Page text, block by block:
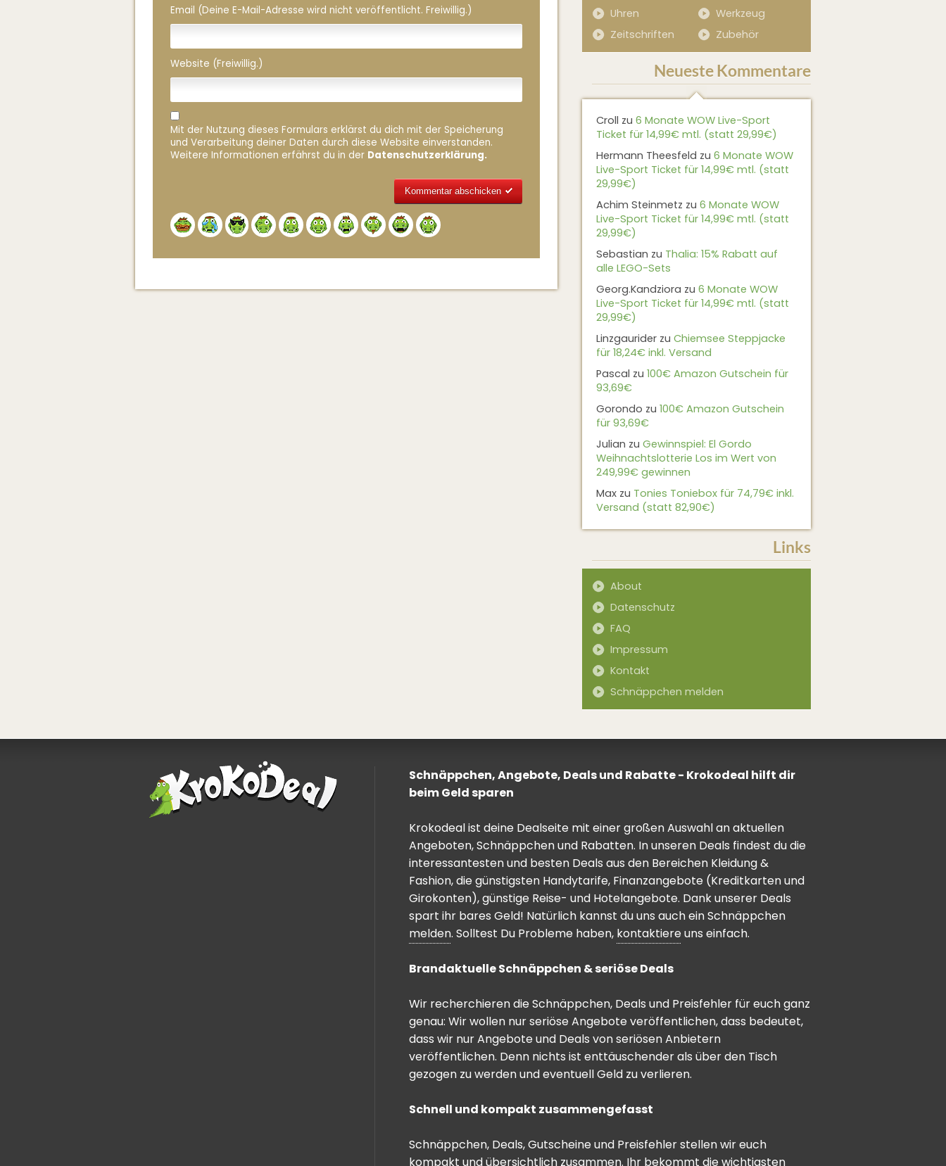
Email (Deine E-Mail-Adresse wird nicht veröffentlicht. Freiwillig.)
Website (Freiwillig.)
Mit der Nutzung dieses Formulars erklärst du dich mit der Speicherung
und Verarbeitung deiner Daten durch diese Website einverstanden.
Weitere Informationen erfährst du in der Datenschutzerklärung.
Uhren
Werkzeug
Zeitschriften
Zubehör
Neueste Kommentare
Croll zu 6 Monate WOW Live-Sport
Ticket für 14,99€ mtl. (statt 29,99€)
Hermann Theesfeld zu 6 Monate WOW
Live-Sport Ticket für 14,99€ mtl. (statt
29,99€)
Achim Steinmetz zu 6 Monate WOW
Live-Sport Ticket für 14,99€ mtl. (statt
29,99€)
Sebastian zu Thalia: 15% Rabatt auf
alle LEGO-Sets
Georg.Kandziora zu 6 Monate WOW
Live-Sport Ticket für 14,99€ mtl. (statt
29,99€)
Linzgaurider zu Chiemsee Steppjacke
für 18,24€ inkl. Versand
Pascal zu 100€ Amazon Gutschein für
93,69€
Gorondo zu 100€ Amazon Gutschein
für 93,69€
Julian zu Gewinnspiel: El Gordo
Weihnachtslotterie Los im Wert von
249,99€ gewinnen
Max zu Tonies Toniebox für 74,79€ inkl.
Versand (statt 82,90€)
Links
About
Datenschutz
FAQ
Impressum
Kontakt
Schnäppchen melden
Schnäppchen, Angebote, Deals und Rabatte - Krokodeal hilft dir
beim Geld sparen
Krokodeal ist deine Dealseite mit einer großen Auswahl an aktuellen
Angeboten, Schnäppchen und Rabatten. In unseren Deals findest du die
interessantesten und besten Deals aus den Bereichen Kleidung &
Fashion, die günstigsten Handytarife, Finanzangebote (Kreditkarten und
Girokonten), günstige Reise- und Hotelangebote. Dank unserer Deals
spart ihr bares Geld! Natürlich kannst du uns auch ein Schnäppchen
melden. Solltest Du Probleme haben, kontaktiere uns einfach.
Brandaktuelle Schnäppchen & seriöse Deals
Wir recherchieren die Schnäppchen, Deals und Preisfehler für euch ganz
genau: Wir wollen nur seriöse Angebote veröffentlichen, dass bedeutet,
dass wir nur Angebote und Deals von seriösen Anbietern
veröffentlichen. Denn nichts ist enttäuschender als über den Tisch
gezogen zu werden und eventuell Geld zu verlieren.
Schnell und kompakt zusammengefasst
Schnäppchen, Deals, Gutscheine und Preisfehler stellen wir euch
kompakt und übersichtlich zusammen. Ihr bekommt die wichtigsten